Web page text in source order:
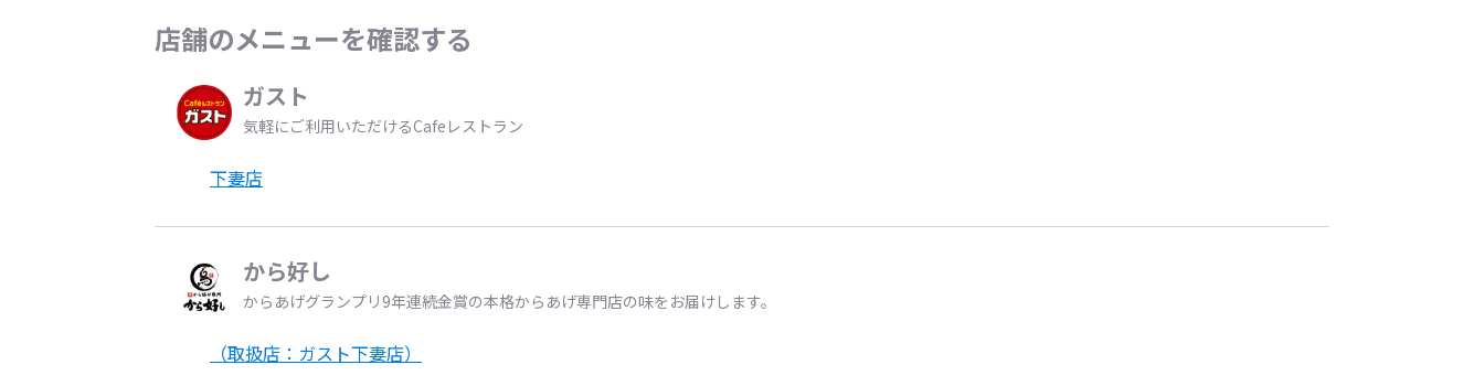
店舗のメニューを確認する
ガスト
気軽にご利用いただけるCafeレストラン
下妻店
から好し
からあげグランプリ9年連続金賞の本格からあげ専門店の味をお届けします。
（取扱店：ガスト下妻店）